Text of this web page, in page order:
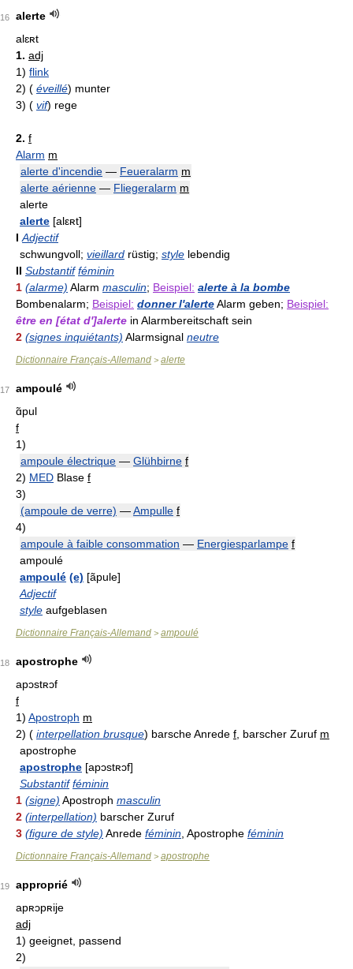
16
alerte
alɛʀt
1. adj
1) flink
2) ( éveillé) munter
3) ( vif) rege
2. f
Alarm m
alerte d'incendie — Feueralarm m
alerte aérienne — Fliegeralarm m
alerte
alerte [alεʀt]
I Adjectif
schwungvoll; vieillard rüstig; style lebendig
II Substantif féminin
1 (alarme) Alarm masculin; Beispiel: alerte à la bombe
Bombenalarm; Beispiel: donner l'alerteAlarm geben; Beispiel:
être en [état d']alerte in Alarmbereitschaft sein
2 (signes inquiétants) Alarmsignal neutre
Dictionnaire Français-Allemand > alerte
17
ampoulé
ɑ̃pul
f
1)
ampoule électrique — Glühbirne f
2) MED Blase f
3)
(ampoule de verre) —Ampulle f
4)
ampoule à faible consommation — Energiesparlampe f
ampoulé
ampoulé (e) [ãpule]
Adjectif
style aufgeblasen
Dictionnaire Français-Allemand > ampoulé
18
apostrophe
apɔstʀɔf
f
1) Apostroph m
2) ( interpellation brusque) barsche Anrede f , barscher Zuruf m
apostrophe
apostrophe [apɔstʀɔf]
Substantif féminin
1 (signe) Apostroph masculin
2 (interpellation) barscher Zuruf
3 (figure de style) Anrede féminin , Apostrophe féminin
Dictionnaire Français-Allemand > apostrophe
19
approprié
apʀɔpʀije
adj
1) geeignet, passend
2)